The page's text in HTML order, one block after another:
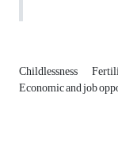
Childlessness
Economic and job